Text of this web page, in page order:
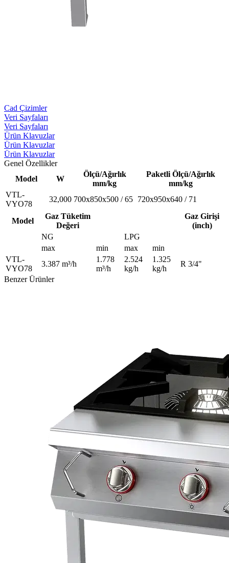
Cad Çizimler
Veri Sayfaları
Veri Sayfaları
Ürün Klavuzlar
Ürün Klavuzlar
Ürün Klavuzlar
Genel Özellikler
Model
W
Ölçü/Ağırlık
mm/kg
Paketli Ölçü/Ağırlık
mm/kg
VTL-
VYO78
32,000 700x850x500 / 65 720x950x640 / 71
Model
Gaz Tüketim
Değeri
Gaz Girişi
(inch)
NG
LPG
max
min max
min
VTL-
VYO78
3.387 m³/h
1.778
m³/h
2.524
kg/h
1.325
kg/h
R 3/4"
Benzer Ürünler